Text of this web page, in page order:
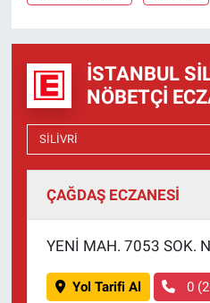
İSTANBUL
NÖBETÇI
ÇAĞDAŞ ECZANESİ
YENİ MAH. 7053 SOK.
Yol Tarifi Al 0